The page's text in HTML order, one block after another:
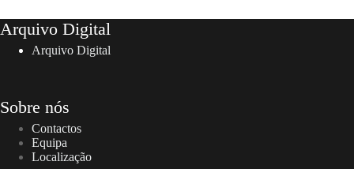
Arquivo Digital
Arquivo Digital
Sobre nós
Contactos
Equipa
Localização